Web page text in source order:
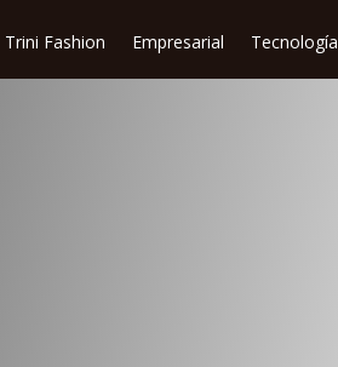
Trini Fashion Empresarial Tecnología